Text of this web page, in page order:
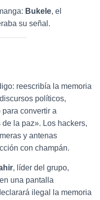
Bukele, el
su señal.
reescribía la memoria
políticos,
convertir a
la paz». Los hackers,
y antenas
con champán.
, líder del grupo,
una pantalla
ilegal la memoria